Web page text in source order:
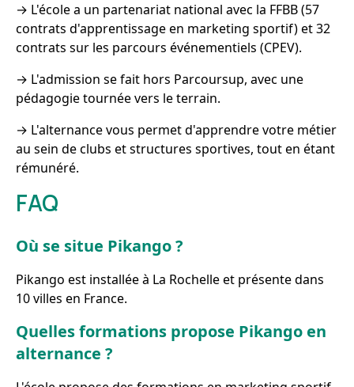
→ L'école a un partenariat national avec la FFBB (57
contrats d'apprentissage en marketing sportif) et 32
contrats sur les parcours événementiels (CPEV).
→ L'admission se fait hors Parcoursup, avec une
pédagogie tournée vers le terrain.
→ L'alternance vous permet d'apprendre votre métier
au sein de clubs et structures sportives, tout en étant
rémunéré.
FAQ
Où se situe Pikango ?
Pikango est installée à La Rochelle et présente dans
10 villes en France.
Quelles formations propose Pikango en
alternance ?